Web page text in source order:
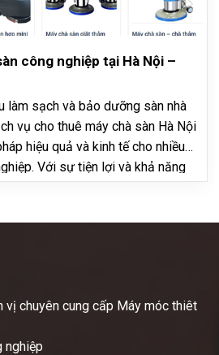
công nghiệp tại Hà Nội –
làm sạch và bảo dưỡng sàn nhà
vụ cho thuê máy chà sàn Hà Nội
hiệu quả và kinh tế cho nhiều
Với sự tiện lợi và khả năng
vị chuyên cung cấp Máy móc thiêt
nghiệp